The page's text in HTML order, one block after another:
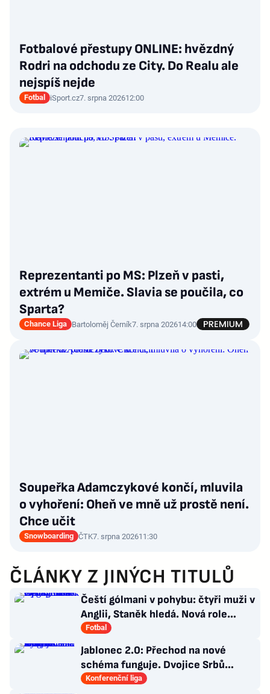
Fotbalové přestupy ONLINE: hvězdný
Rodri na odchodu ze City. Do Realu ale
nejspíš nejde
Fotbal iSport.cz7. srpna 202612:00
Reprezentanti po MS: Plzeň v pasti,
extrém u Memiče. Slavia se poučila, co
Sparta?
Chance Liga Bartoloměj Černík7. srpna 202614:00
Soupeřka Adamczykové končí, mluvila
o vyhoření: Oheň ve mně už prostě není.
Chce učit
Snowboarding ČTK7. srpna 202611:30
ČLÁNKY Z JINÝCH TITULŮ
Čeští gólmani v pohybu: čtyři muži v
Anglii, Staněk hledá. Nová role
Kinského
Fotbal
Jablonec 2.0: Přechod na nové
schéma funguje. Dvojice Srbů
klíčem k modernímu stylu
Konferenční liga